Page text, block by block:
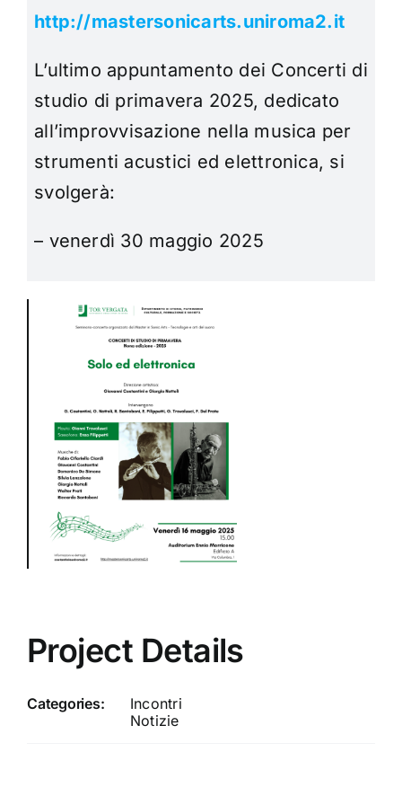
http://mastersonicarts.uniroma2.it
L’ultimo appuntamento dei Concerti di
studio di primavera 2025, dedicato
all’improvvisazione nella musica per
strumenti acustici ed elettronica, si
svolgerà:
– venerdì 30 maggio 2025
Project Details
Categories:
Incontri
Notizie